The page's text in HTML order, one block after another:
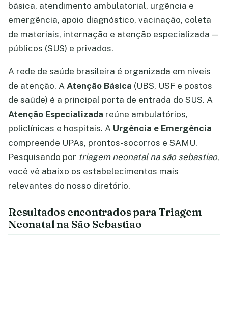
básica, atendimento ambulatorial, urgência e
emergência, apoio diagnóstico, vacinação, coleta
de materiais, internação e atenção especializada —
públicos (SUS) e privados.
A rede de saúde brasileira é organizada em níveis
de atenção. A Atenção Básica (UBS, USF e postos
de saúde) é a principal porta de entrada do SUS. A
Atenção Especializada reúne ambulatórios,
policlínicas e hospitais. A Urgência e Emergência
compreende UPAs, prontos-socorros e SAMU.
Pesquisando por triagem neonatal na são sebastiao,
você vê abaixo os estabelecimentos mais
relevantes do nosso diretório.
Resultados encontrados para Triagem
Neonatal na São Sebastiao